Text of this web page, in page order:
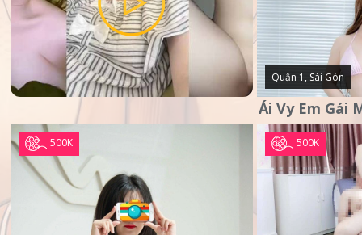
Quận 1, Sài Gòn
500K 500K